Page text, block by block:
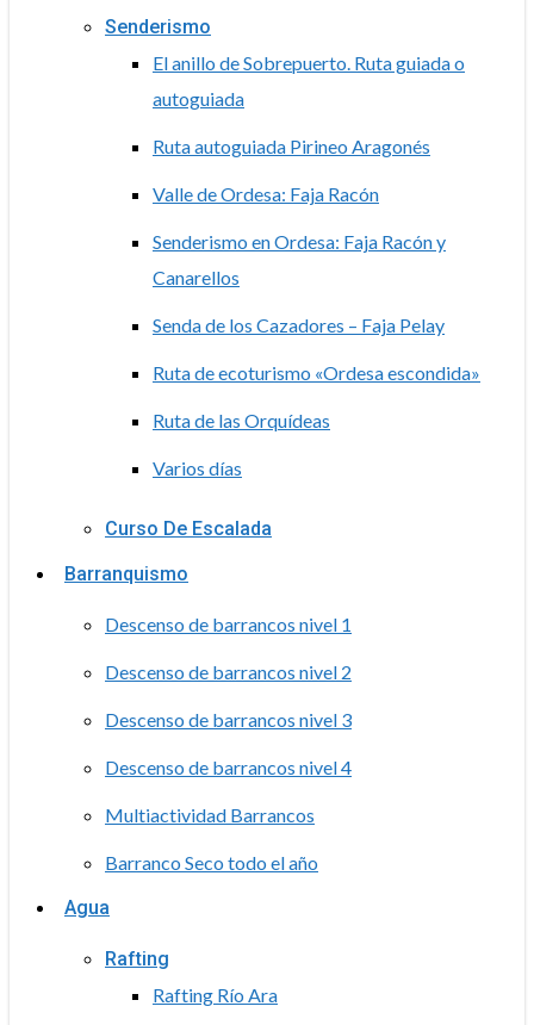
Senderismo
El anillo de Sobrepuerto. Ruta guiada o
autoguiada
Ruta autoguiada Pirineo Aragonés
Valle de Ordesa: Faja Racón
Senderismo en Ordesa: Faja Racón y
Canarellos
Senda de los Cazadores – Faja Pelay
Ruta de ecoturismo «Ordesa escondida»
Ruta de las Orquídeas
Varios días
Curso De Escalada
Barranquismo
Descenso de barrancos nivel 1
Descenso de barrancos nivel 2
Descenso de barrancos nivel 3
Descenso de barrancos nivel 4
Multiactividad Barrancos
Barranco Seco todo el año
Agua
Rafting
Rafting Río Ara